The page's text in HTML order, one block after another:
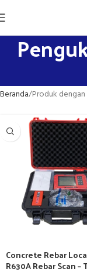
Beranda Produk
Concrete Rebar
R630A Rebar Scan –